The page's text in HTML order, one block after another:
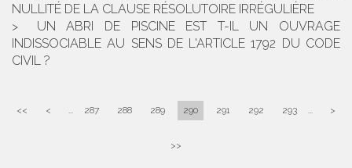
NULLITÉ DE LA CLAUSE RÉSOLUTOIRE IRRÉGULIÈRE
UN ABRI DE PISCINE EST T-IL UN OUVRAGE
INDISSOCIABLE AU SENS DE L'ARTICLE 1792 DU CODE
CIVIL ?
<< < ... 287 288 289 290 291 292 293 ... >
>>